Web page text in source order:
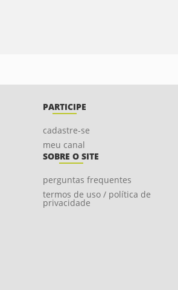
PARTICIPE
cadastre-se
meu canal
SOBRE O SITE
perguntas frequentes
termos de uso / política de
privacidade